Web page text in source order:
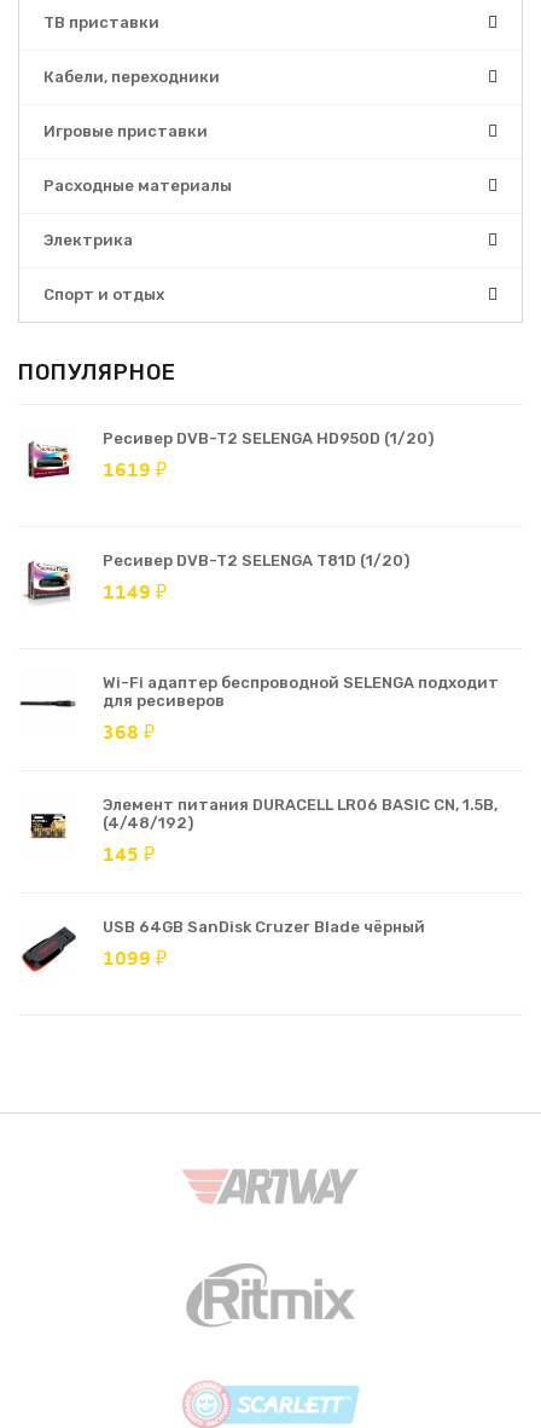
ТВ приставки
Кабели, переходники
Игровые приставки
Расходные материалы
Электрика
Спорт и отдых
ПОПУЛЯРНОЕ
Ресивер DVB-T2 SELENGA HD950D (1/20)
1619 ₽
Ресивер DVB-T2 SELENGA T81D (1/20)
1149 ₽
Wi-Fi адаптер беспроводной SELENGA подходит
для ресиверов
368 ₽
Элемент питания DURACELL LR06 BASIC CN, 1.5В,
(4/48/192)
145 ₽
USB 64GB SanDisk Cruzer Blade чёрный
1099 ₽